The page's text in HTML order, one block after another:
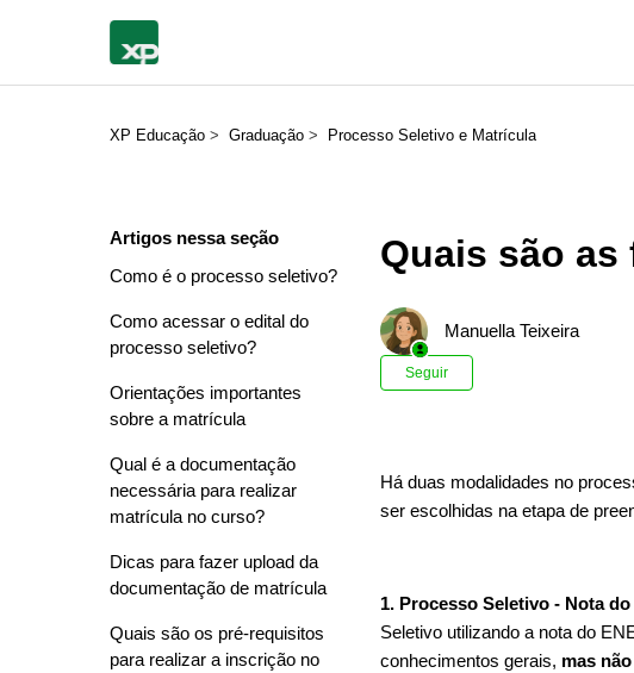
XP Educação Graduação Processo Seletivo e Matrícula
Artigos nessa seção
Como é o processo seletivo?
Como acessar o edital do
processo seletivo?
Orientações importantes
sobre a matrícula
Qual é a documentação
necessária para realizar
matrícula no curso?
Dicas para fazer upload da
documentação de matrícula
Quais são os pré-requisitos
para realizar a inscrição no
Quais são
Manuella Teixeira
Seguir
Há duas modalidades no
ser escolhidas na etapa de
1. Processo Seletivo - Nota do
Seletivo utilizando a nota do
conhecimentos gerais, mas